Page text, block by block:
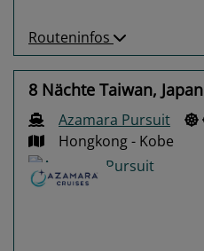
Routeninfos
8 Nächte Taiwan, Japan
Azamara Pursuit
Hongkong - Kobe